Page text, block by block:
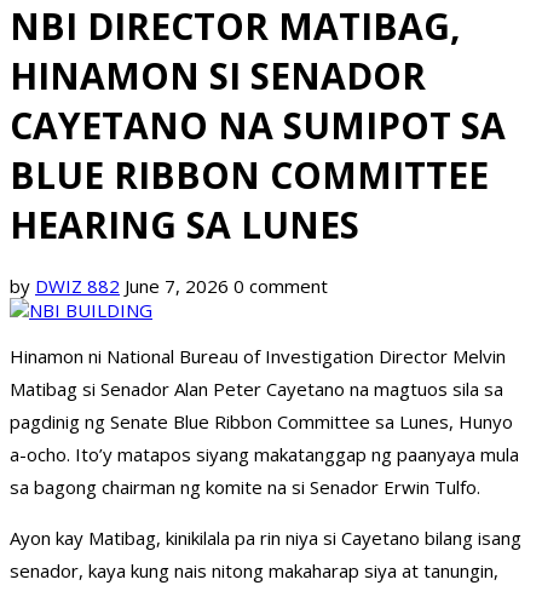
NBI DIRECTOR MATIBAG,
HINAMON SI SENADOR
CAYETANO NA SUMIPOT SA
BLUE RIBBON COMMITTEE
HEARING SA LUNES
by DWIZ 882 June 7, 2026 0 comment
Hinamon ni National Bureau of Investigation Director Melvin
Matibag si Senador Alan Peter Cayetano na magtuos sila sa
pagdinig ng Senate Blue Ribbon Committee sa Lunes, Hunyo
a-ocho. Ito’y matapos siyang makatanggap ng paanyaya mula
sa bagong chairman ng komite na si Senador Erwin Tulfo.
Ayon kay Matibag, kinikilala pa rin niya si Cayetano bilang isang
senador, kaya kung nais nitong makaharap siya at tanungin,